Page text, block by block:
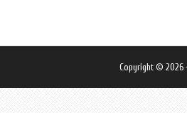
Copyright © 2026